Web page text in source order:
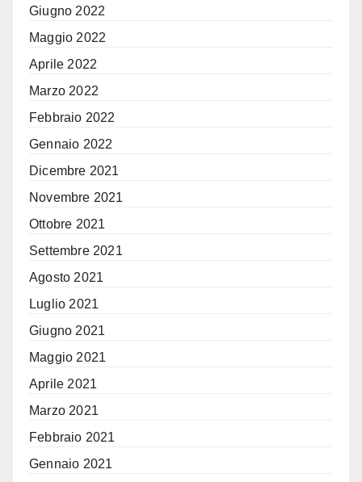
Giugno 2022
Maggio 2022
Aprile 2022
Marzo 2022
Febbraio 2022
Gennaio 2022
Dicembre 2021
Novembre 2021
Ottobre 2021
Settembre 2021
Agosto 2021
Luglio 2021
Giugno 2021
Maggio 2021
Aprile 2021
Marzo 2021
Febbraio 2021
Gennaio 2021